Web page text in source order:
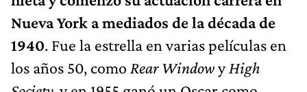
Nueva York a mediados de la década de
1940. Fue la estrella en varias películas en
los años 50, como Rear WindowyHigh